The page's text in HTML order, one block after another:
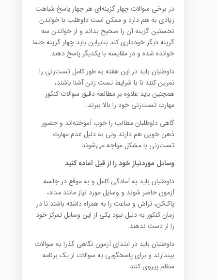
در برخی سوالات چهار گزینه‌ای هر چهار پاسخ شباهت
زیادی به هم دارد و ممکن است داوطلب با خواندن
نخستین گزینه آن را صحیح بداند و از خواندن سه
گزینه دیگر خودداری کند بنابراین باید چهار گزینه حتما
خوانده شده و در مقایسه با یکدیگر پاسخ دهند.
داوطلبان باید در این هفته به طور کامل تست‌زنی را
تمرین کنند تا با شرایط تست‌ زدن آشنا باشند،
همچنین باید علاوه بر مطالعه دقیق سوالات کنکور
مهارت تست‌زنی خود را بالا ببرند.
گاهی داوطلبان مطالب را خوب آموخته‌اند و حضور
ذهن خوبی هم دارند ولی به دلیل عدم مهارت
تست‌زنی با مشکل مواجه می‌شوند.
وسایل موردنیاز خود را از قبل آماده کنید
داوطلبان باید به آمادگی کامل و به موقع در جلسه
آزمون حاضر شوند و وسایل مورد نیاز مانند مداد،
پاک‌کن، تراش و ساعت را به همراه داشته باشند تا در
زمان کنکور به دلیل نبود یکی از این وسایل تمرکز خود
را از دست ندهند.
داوطلبان باید در ابتدای آزمون نگاهی گذرا به سوالات
بیندازند و برای پاسخگویی به سوالات از یک برنامه
منظم پیروی کنند.